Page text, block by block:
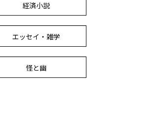
経済小説
エッセイ・雑学
怪と幽